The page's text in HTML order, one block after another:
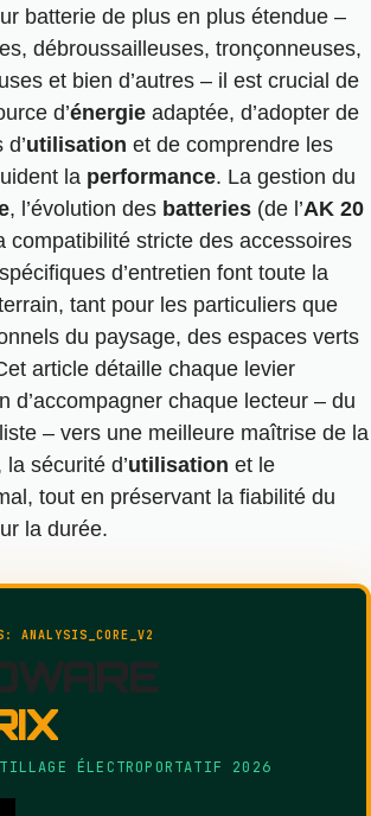
batterie de plus en plus étendue –
débroussailleuses, tronçonneuses,
et bien d’autres – il est crucial de
d’énergie adaptée, d’adopter de
utilisation et de comprendre les
la performance. La gestion du
, l’évolution des batteries (de l’AK 20
compatibilité stricte des accessoires
d’entretien font toute la
tant pour les particuliers que
du paysage, des espaces verts
article détaille chaque levier
d’accompagner chaque lecteur – du
– vers une meilleure maîtrise de la
la sécurité d’utilisation et le
tout en préservant la fiabilité du
la durée.
ANALYSIS_CORE_V2
ÉLECTROPORTATIF 2026